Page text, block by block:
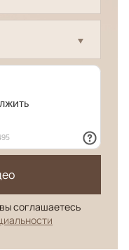
соглашаетесь